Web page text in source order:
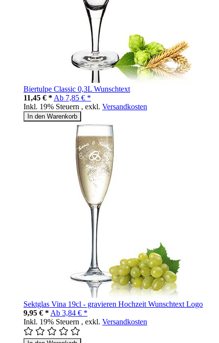
Biertulpe Classic 0,3L Wunschtext
11,45 € * Ab 7,85 € *
Inkl. 19% Steuern , exkl. Versandkosten
In den Warenkorb
Sektglas Vina 19cl - gravieren Hochzeit Wunschtext Logo
9,95 € * Ab 3,84 € *
Inkl. 19% Steuern , exkl. Versandkosten